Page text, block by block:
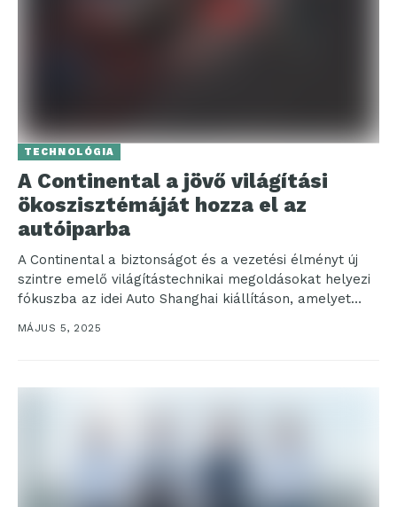
TECHNOLÓGIA
A Continental a jövő világítási
ökoszisztémáját hozza el az
autóiparba
A Continental a biztonságot és a vezetési élményt új
szintre emelő világítástechnikai megoldásokat helyezi
fókuszba az idei Auto Shanghai kiállításon, amelyet
MÁJUS 5, 2025